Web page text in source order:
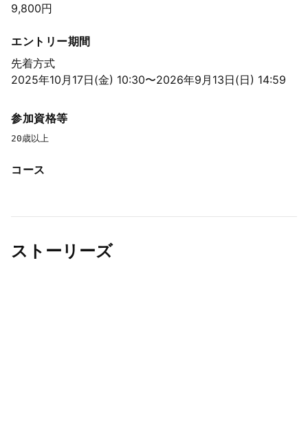
9,800円
エントリー期間
先着方式
2025年10月17日(金) 10:30〜2026年9月13日(日) 14:59
参加資格等
20歳以上
コース
ストーリーズ